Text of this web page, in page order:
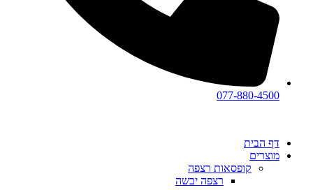
077-880-4500
דף הבית
מוצרים
קופסאות רצפה
רצפה יבשה